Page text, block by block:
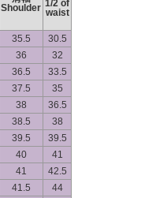
Shoulder 1/2 of
waist
35.5
30.5
36
32
36.5
33.5
37.5
35
38
36.5
38.5
38
39.5
39.5
40
41
41
42.5
41.5
44